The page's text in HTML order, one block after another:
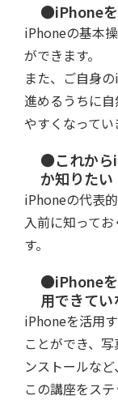
●iPhoneを
iPhoneの基本
ができます。
また、ご自身
進めるうちに
やすくなってい
●これから
か知りたい
iPhoneの代表
入前に知って
す。
●iPhoneを
用できてい
iPhoneを活用
ことができ、
ンストールな
この講座をス